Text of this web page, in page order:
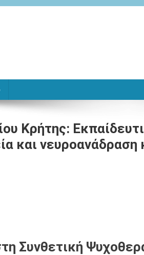
Κρήτης:
και νευροανάδραση
Συνθετική